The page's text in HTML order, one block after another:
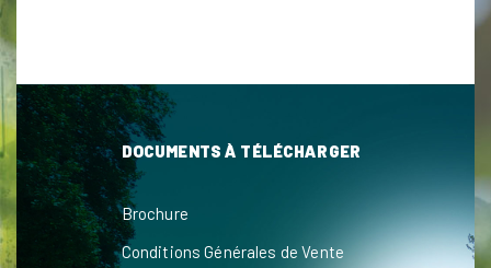
DOCUMENTS À TÉLÉCHARGER
Brochure
Conditions Générales de Vente